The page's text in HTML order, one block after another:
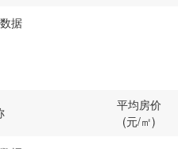
据
平均房价
(元/㎡)